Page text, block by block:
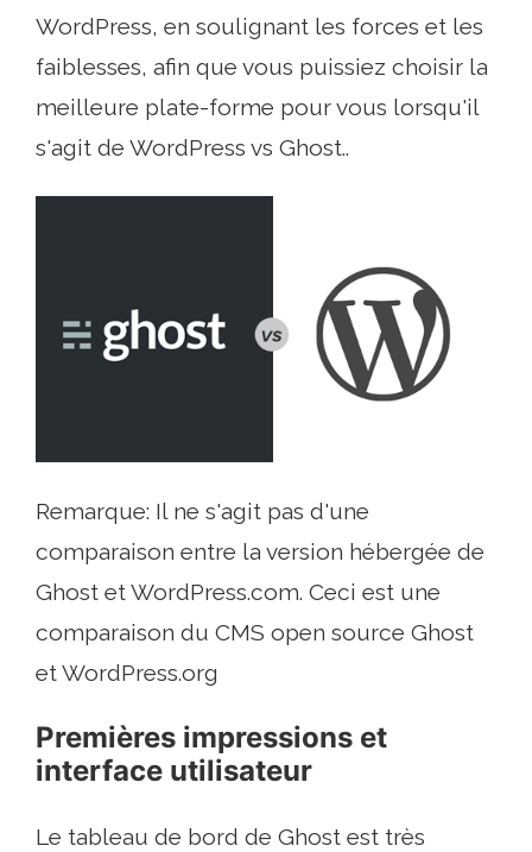
WordPress, en soulignant les forces et les
faiblesses, afin que vous puissiez choisir la
meilleure plate-forme pour vous lorsqu'il
s'agit de WordPress vs Ghost..
Remarque: Il ne s'agit pas d'une
comparaison entre la version hébergée de
Ghost et WordPress.com. Ceci est une
comparaison du CMS open source Ghost
et WordPress.org
Premières impressions et
interface utilisateur
Le tableau de bord de Ghost est très